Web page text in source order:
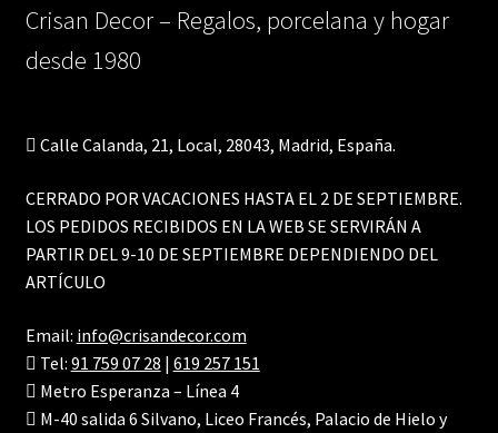
Crisan Decor – Regalos, porcelana y hogar
desde 1980
Calle Calanda, 21, Local, 28043, Madrid, España.
CERRADO POR VACACIONES HASTA EL 2 DE SEPTIEMBRE.
LOS PEDIDOS RECIBIDOS EN LA WEB SE SERVIRÁN A
PARTIR DEL 9-10 DE SEPTIEMBRE DEPENDIENDO DEL
ARTÍCULO
Email: info@crisandecor.com
Tel: 91 759 07 28 | 619 257 151
Metro Esperanza – Línea 4
M-40 salida 6 Silvano, Liceo Francés, Palacio de Hielo y